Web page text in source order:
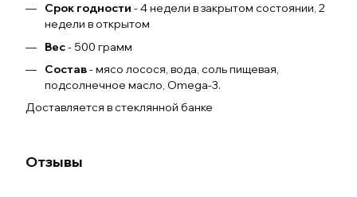
Срок годности - 4 недели в закрытом состоянии, 2
недели в открытом
Вес- 500 грамм
Состав- мясо лосося, вода, соль пищевая,
подсолнечное масло, Omega-3.
Доставляется в стеклянной банке
Отзывы